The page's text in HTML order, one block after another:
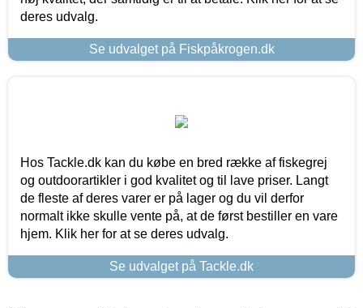
deres udvalg.
Se udvalget på Fiskpåkrogen.dk
Hos Tackle.dk kan du købe en bred række af fiskegrej
og outdoorartikler i god kvalitet og til lave priser. Langt
de fleste af deres varer er på lager og du vil derfor
normalt ikke skulle vente på, at de først bestiller en vare
hjem. Klik her for at se deres udvalg.
Se udvalget på Tackle.dk